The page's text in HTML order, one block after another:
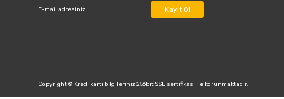
Kayıt Ol
Copyright © Kredi kartı bilgileriniz 256bit SSL sertifikası ile korunmaktadır.